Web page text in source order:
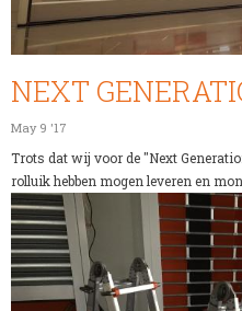
NEXT
May 9 '17
Trots dat wij voor de "Next
rolluik hebben mogen leveren en